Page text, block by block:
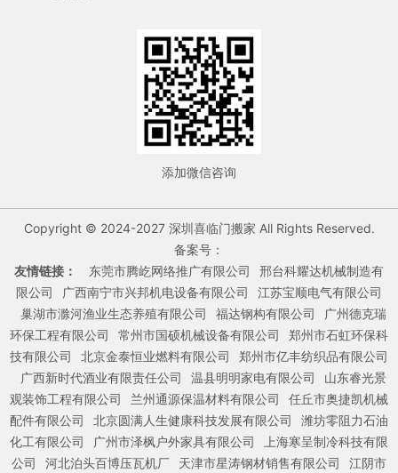
添加微信咨询
Copyright © 2024-2027 深圳喜临门搬家 All Rights Reserved.
备案号：
友情链接：
东莞市腾屹网络推广有限公司
邢台科耀达机械制造有
限公司
广西南宁市兴邦机电设备有限公司
江苏宝顺电气有限公司
巢湖市滁河渔业生态养殖有限公司
福达钢构有限公司
广州德克瑞
环保工程有限公司
常州市国硕机械设备有限公司
郑州市石虹环保科
技有限公司
北京金泰恒业燃料有限公司
郑州市亿丰纺织品有限公司
广西新时代酒业有限责任公司
温县明明家电有限公司
山东睿光景
观装饰工程有限公司
兰州通源保温材料有限公司
任丘市奥捷凯机械
配件有限公司
北京圆满人生健康科技发展有限公司
潍坊零阻力石油
化工有限公司
广州市泽枫户外家具有限公司
上海寒呈制冷科技有限
公司
河北泊头百博压瓦机厂 天津市星涛钢材销售有限公司 江阴市